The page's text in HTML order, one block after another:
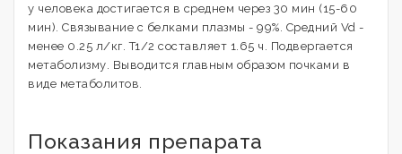
у человека достигается в среднем через 30 мин (15-60
мин). Связывание с белками плазмы - 99%. Средний Vd -
менее 0.25 л/кг. T1/2 составляет 1.65 ч. Подвергается
метаболизму. Выводится главным образом почками в
виде метаболитов.
Показания препарата